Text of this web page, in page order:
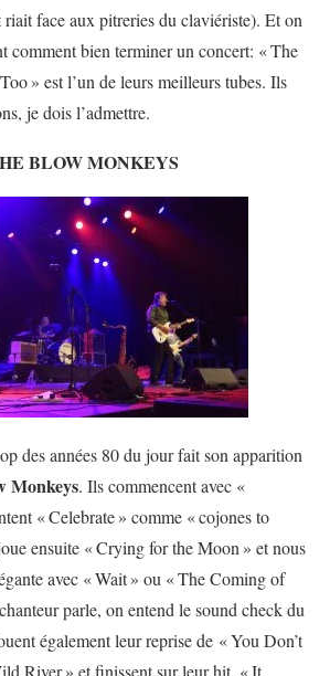
riait face aux pitreries du claviériste). Et on
comment bien terminer un concert: «The
» est l’un de leurs meilleurs tubes. Ils
je dois l’admettre.
BLOW MONKEYS
des années 80 du jour fait son apparition
Monkeys. Ils commencent avec «
«Celebrate» comme «cojones to
ensuite «Crying for the Moon » et nous
avec «Wait» ou «The Coming of
parle, on entend le sound check du
également leur reprise de «You Don’t
River» et finissent sur leur hit, «It